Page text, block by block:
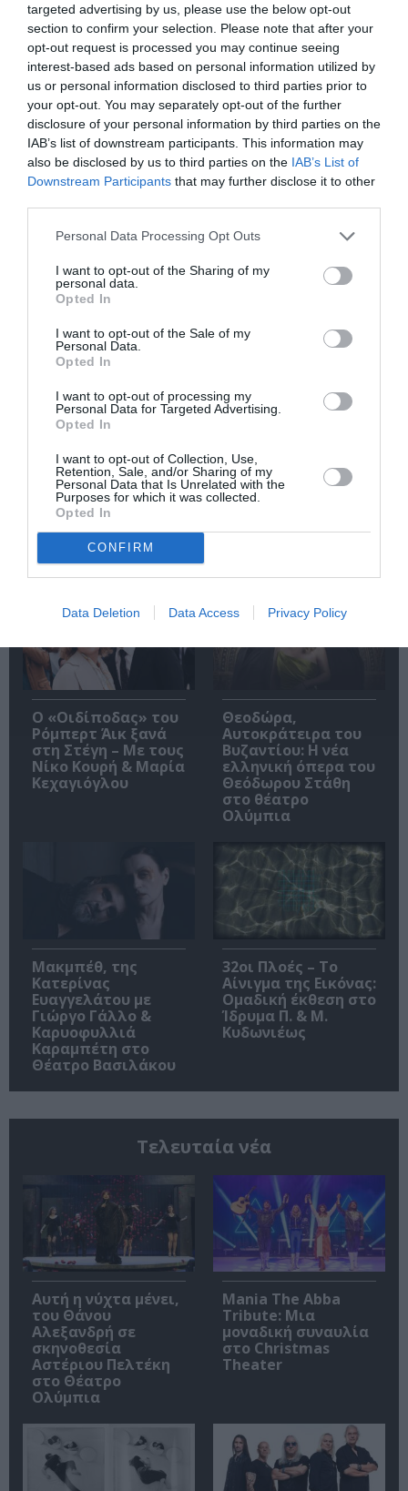
targeted advertising by us, please use the below opt-out
section to confirm your selection. Please note that after your
opt-out request is processed you may continue seeing
interest-based ads based on personal information utilized by
us or personal information disclosed to third parties prior to
your opt-out. You may separately opt-out of the further
disclosure of your personal information by third parties on the
IAB’s list of downstream participants. This information may
also be disclosed by us to third parties on the IAB’s List of
Downstream Participants that may further disclose it to other
Personal Data Processing Opt Outs
I want to opt-out of the Sharing of my
personal data.
Opted In
I want to opt-out of the Sale of my
Personal Data.
Opted In
I want to opt-out of processing my
Personal Data for Targeted Advertising.
Opted In
I want to opt-out of Collection, Use,
Retention, Sale, and/or Sharing of my
Personal Data that Is Unrelated with the
Purposes for which it was collected.
Opted In
CONFIRM
Data Deletion Data Access Privacy Policy
Σχετικά Άρθρα
Η μακρά λίστα με
Booker 2026
Έκθεση Βιβλίου
την αποστασία,
Ιουλιανά 1965»:
Παρουσίαση του
Μεταξουργείο
– Ανακρίνοντας το
Σκοτάδι:
Συντάγματος
Δημοφιλή Άρθρα
O «Οιδίποδας» του
Ρόμπερτ Άικ ξανά
στη Στέγη – Με τους
Νίκο Κουρή & Μαρία
Κεχαγιόγλου
Θεοδώρα,
Αυτοκράτειρα του
Βυζαντίου: Η νέα
ελληνική όπερα του
Θεόδωρου Στάθη
στο θέατρο
Ολύμπια
Μακμπέθ, της
Κατερίνας
Ευαγγελάτου με
Γιώργο Γάλλο &
Καρυοφυλλιά
Καραμπέτη στο
Θέατρο Βασιλάκου
32οι Πλοές – Το
Αίνιγμα της Εικόνας:
Ομαδική έκθεση στο
Ίδρυμα Π. & Μ.
Κυδωνιέως
Τελευταία νέα
Αυτή η νύχτα μένει,
του Θάνου
Αλεξανδρή σε
σκηνοθεσία
Αστέριου Πελτέκη
στο Θέατρο
Ολύμπια
Mania The Abba
Tribute: Μια
μοναδική συναυλία
στο Christmas
Theater